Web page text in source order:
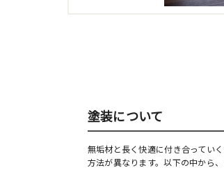
塗装について
無垢材と長く快適に付き合ってい
方法が異なります。以下の中から